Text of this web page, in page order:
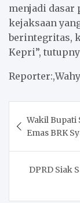
menjadi dasar
kejaksaan
berintegritas,
Kepri”,
Wakil Bupati
Emas BRK
DPRD Siak